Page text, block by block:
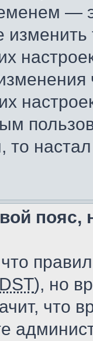
—
то
пояс,
DST), но
что